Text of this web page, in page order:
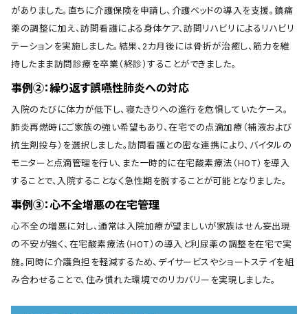
がありました。直ちに介護保険を申請し、介護ベッドの導入を支援。鎮痛
薬の調整に加え、訪問看護による身体ケア、訪問リハビリによるリハビリ
テーションを実施しました。結果、2カ月後には骨折が治癒し、筋力を維
持したまま訪問診療を卒業（終診）することができました。
事例②：繰り返す誤嚥性肺炎への対応
入院のたびに体力が低下し、寝たきりへの進行を危惧していたケース。
肺炎再燃時にご家族の強い希望もあり、在宅での点滴加療（補液および
抗生剤投与）を選択しました。訪問看護との密な連携により、バイタルの
モニターと点滴管理を行い、また一時的に在宅酸素療法（HOT）を導入
することで、入院することなく急性期を脱することが可能となりました。
事例③：心不全増悪の在宅管理
心不全の増悪に対し、通常は入院加療が望ましいが家族はせん妄出現
の不安が強く、在宅酸素療法（HOT）の導入と利尿薬の調整を在宅で実
施。同時に介護負担を軽減するため、デイサービスやショートステイを組
み合わせることで、住み慣れた環境でのリカバリーを実現しました。